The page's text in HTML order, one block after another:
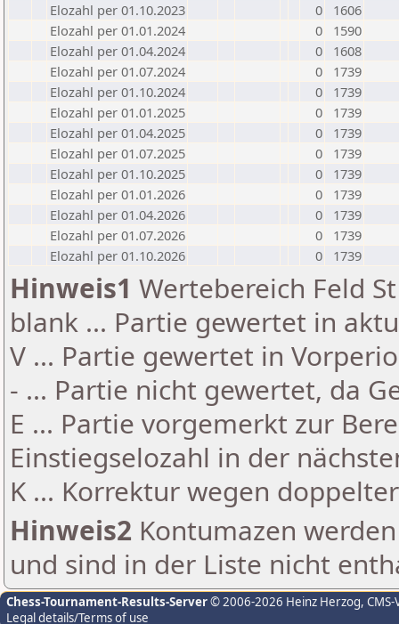
Elozahl per 01.10.2023
0
1606
Elozahl per 01.01.2024
0
1590
Elozahl per 01.04.2024
0
1608
Elozahl per 01.07.2024
0
1739
Elozahl per 01.10.2024
0
1739
Elozahl per 01.01.2025
0
1739
Elozahl per 01.04.2025
0
1739
Elozahl per 01.07.2025
0
1739
Elozahl per 01.10.2025
0
1739
Elozahl per 01.01.2026
0
1739
Elozahl per 01.04.2026
0
1739
Elozahl per 01.07.2026
0
1739
Elozahl per 01.10.2026
0 1739
Hinweis1 Wertebereich Feld
blank ... Partie gewertet in
V ... Partie gewertet in
- ... Partie nicht gewertet, da
E ... Partie vorgemerkt zur
Einstiegselozahl in der
K ... Korrektur wegen
Hinweis2 Kontumazen
und sind in der Liste nicht
Chess-Tournament-Results-Server© 2006-2026 Heinz Herzog,
Legal details/Terms of use